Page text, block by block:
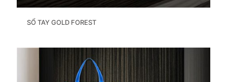
SỔ TAY GOLD FOREST